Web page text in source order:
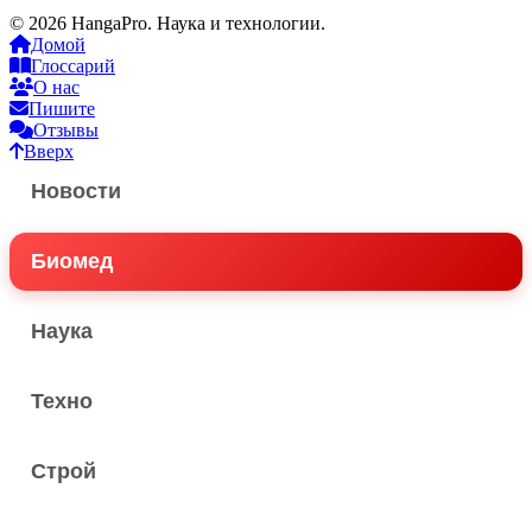
© 2026 HangaPro. Наука и технологии.
Домой
Глоссарий
О нас
Пишите
Отзывы
Вверх
Новости
Биомед
Наука
Техно
Строй